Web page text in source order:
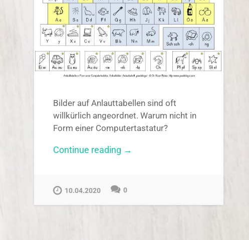
Bilder auf Anlauttabellen sind oft
willkürlich angeordnet. Warum nicht in
Form einer Computertastatur?
Continue reading „Anlauttabelle
Computertastatur“
→
10.04.2020 0